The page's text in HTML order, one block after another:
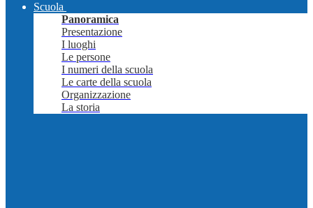
Scuola
Panoramica
Presentazione
I luoghi
Le persone
I numeri della scuola
Le carte della scuola
Organizzazione
La storia